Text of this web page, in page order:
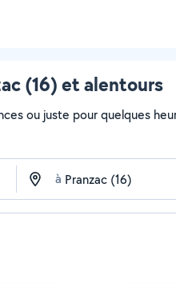
(16) et alentours
ou juste pour quelques
à